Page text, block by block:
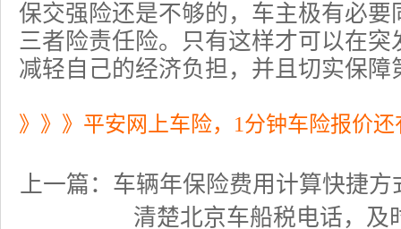
保交强险还是不够的，车主极有必
三者险责任险。只有这样才可以在
减轻自己的经济负担，并且切实保
》》》平安网上车险，1分钟车险报价
上一篇： 车辆年保险费用计算快捷方
清楚北京车船税电话，及